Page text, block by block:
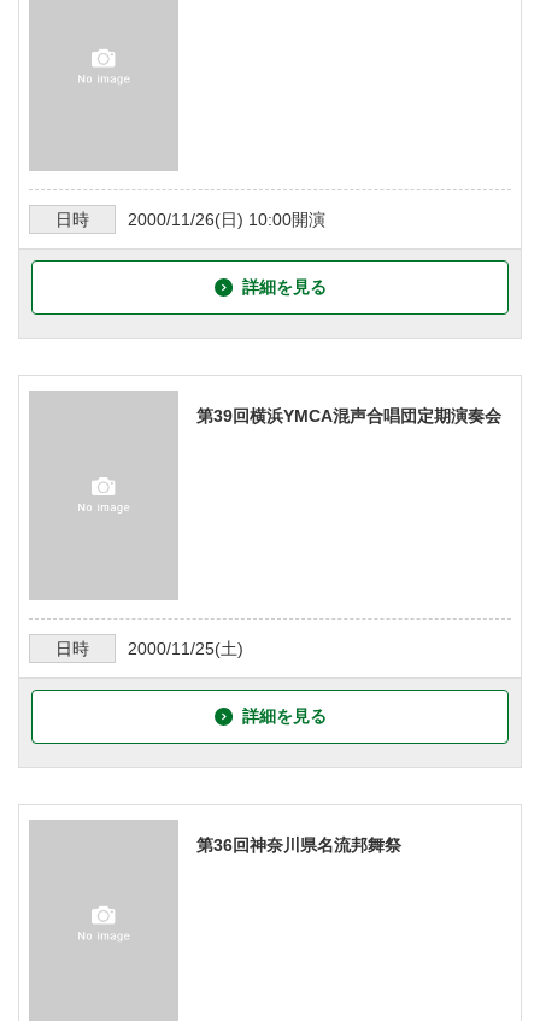
日時 2000/11/26(日) 10:00開演
詳細を見る
第39回横浜YMCA混声合唱団定期演奏会
日時 2000/11/25(土)
詳細を見る
第36回神奈川県名流邦舞祭